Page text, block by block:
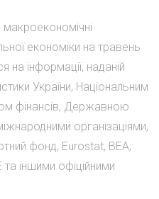
економіки на травень
на інформації, наданій
України, Національним
фінансів, Державною
організаціями,
фонд, Eurostat, BEA,
та іншими офіційними